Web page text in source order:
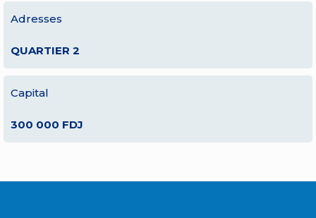
Adresses
QUARTIER 2
Capital
300 000 FDJ